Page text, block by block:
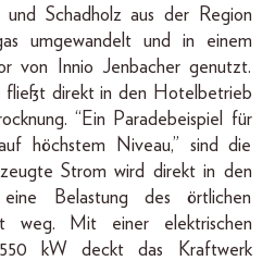
Schadholz aus der Region
umgewandelt und in einem
von Innio Jenbacher genutzt.
fließt direkt in den Hotelbetrieb
“Ein Paradebeispiel für
höchstem Niveau,” sind die
Strom wird direkt in den
eine Belastung des örtlichen
weg. Mit einer elektrischen
kW deckt das Kraftwerk